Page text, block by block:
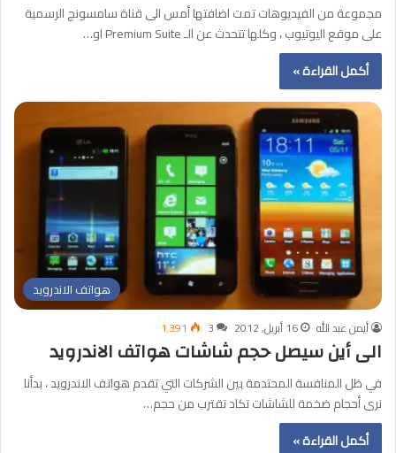
مجموعة من الفيديوهات تمت اضافتها أمس الى قناة سامسونج الرسمية
على موقع اليوتيوب ، وكلها تتحدث عن الـ Premium Suite او…
أكمل القراءة »
هواتف الاندرويد
أيمن عبد الله 16 أبريل, 2012 3 1٬391
الى أين سيصل حجم شاشات هواتف الاندرويد
في ظل المنافسة المحتدمة بين الشركات التي تقدم هواتف الاندرويد ، بدأنا
نرى أحجام ضخمة للشاشات تكاد تقترب من حجم…
أكمل القراءة »